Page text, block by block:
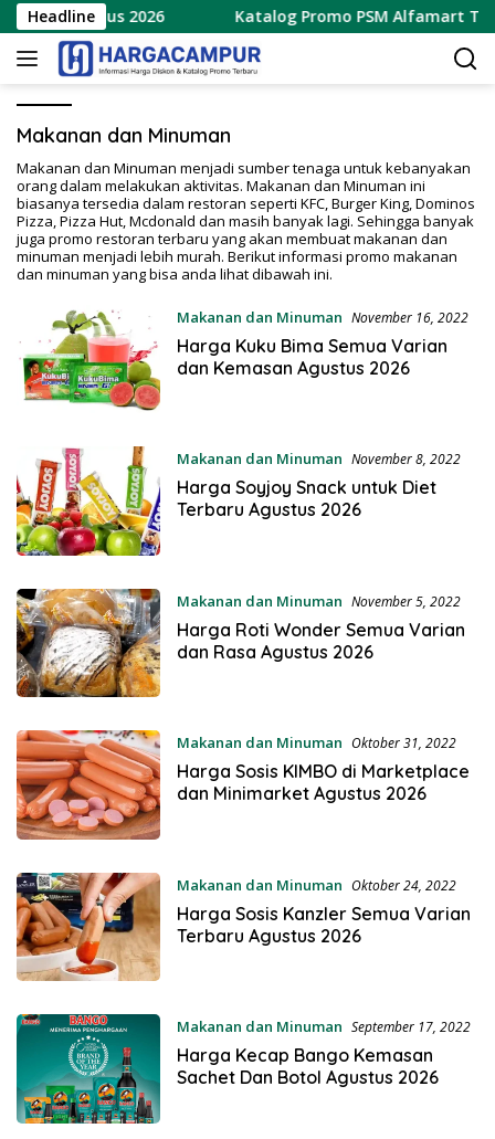
Langsung
ke
konten
Headline
16 Agustus 2026 Katalog Promo PSM Alfamart
Makanan dan Minuman
Makanan dan Minuman menjadi sumber tenaga untuk kebanyakan
orang dalam melakukan aktivitas. Makanan dan Minuman ini
biasanya tersedia dalam restoran seperti KFC, Burger King, Dominos
Pizza, Pizza Hut, Mcdonald dan masih banyak lagi. Sehingga banyak
juga promo restoran terbaru yang akan membuat makanan dan
minuman menjadi lebih murah. Berikut informasi promo makanan
dan minuman yang bisa anda lihat dibawah ini.
Makanan dan Minuman November 16, 2022
Harga Kuku Bima Semua Varian
dan Kemasan Agustus 2026
Makanan dan Minuman November 8, 2022
Harga Soyjoy Snack untuk Diet
Terbaru Agustus 2026
Makanan dan Minuman November 5, 2022
Harga Roti Wonder Semua Varian
dan Rasa Agustus 2026
Makanan dan Minuman Oktober 31, 2022
Harga Sosis KIMBO di Marketplace
dan Minimarket Agustus 2026
Makanan dan Minuman Oktober 24, 2022
Harga Sosis Kanzler Semua Varian
Terbaru Agustus 2026
Makanan dan Minuman September 17, 2022
Harga Kecap Bango Kemasan
Sachet Dan Botol Agustus 2026